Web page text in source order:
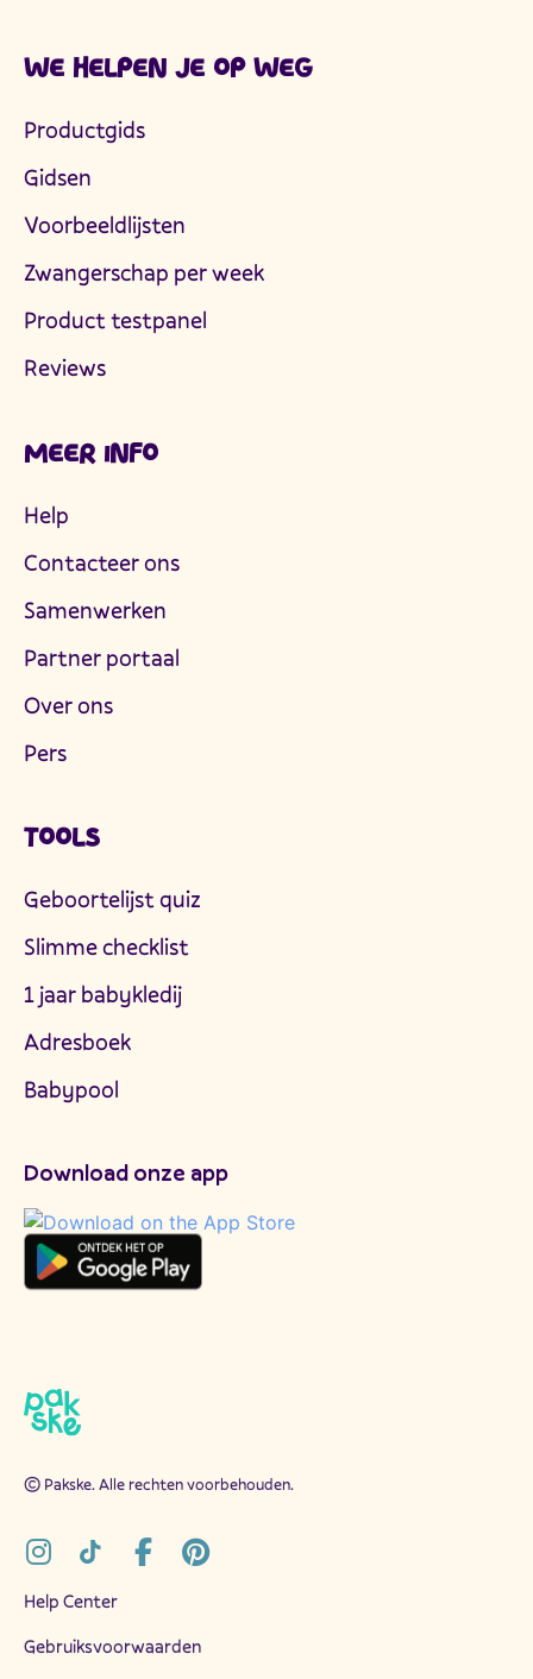
WE HELPEN JE OP WEG
Productgids
Gidsen
Voorbeeldlijsten
Zwangerschap per week
Product testpanel
Reviews
MEER INFO
Help
Contacteer ons
Samenwerken
Partner portaal
Over ons
Pers
TOOLS
Geboortelijst quiz
Slimme checklist
1 jaar babykledij
Adresboek
Babypool
Download onze app
© Pakske. Alle rechten voorbehouden.
Help Center
Gebruiksvoorwaarden